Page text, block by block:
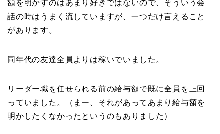
額を明かすのはあまり好きではないので、そういう会
話の時はうまく流していますが、一つだけ言えること
があります。
同年代の友達全員よりは稼いでいました。
リーダー職を任せられる前の給与額で既に全員を上回
っていました。（まー、それがあってあまり給与額を
明かしたくなかったというのもありました）